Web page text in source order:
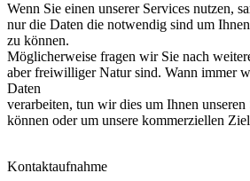
Wenn Sie einen unserer Services nutzen,
nur die Daten die notwendig sind um
zu können.
Möglicherweise fragen wir Sie nach
aber freiwilliger Natur sind. Wann immer
Daten
verarbeiten, tun wir dies um Ihnen unseren
können oder um unsere kommerziellen
Kontaktaufnahme